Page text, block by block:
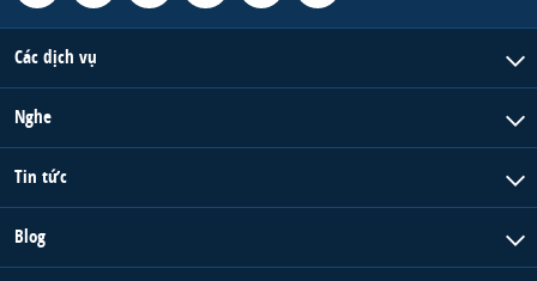
Các dịch vụ
Nghe
Tin tức
Blog